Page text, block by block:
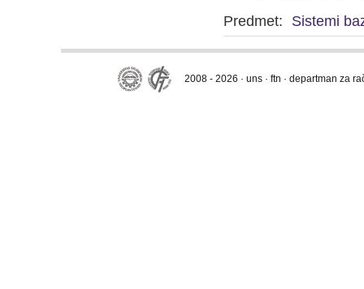
Predmet:
Sistemi
2008 - 2026 · uns · ftn · departman za